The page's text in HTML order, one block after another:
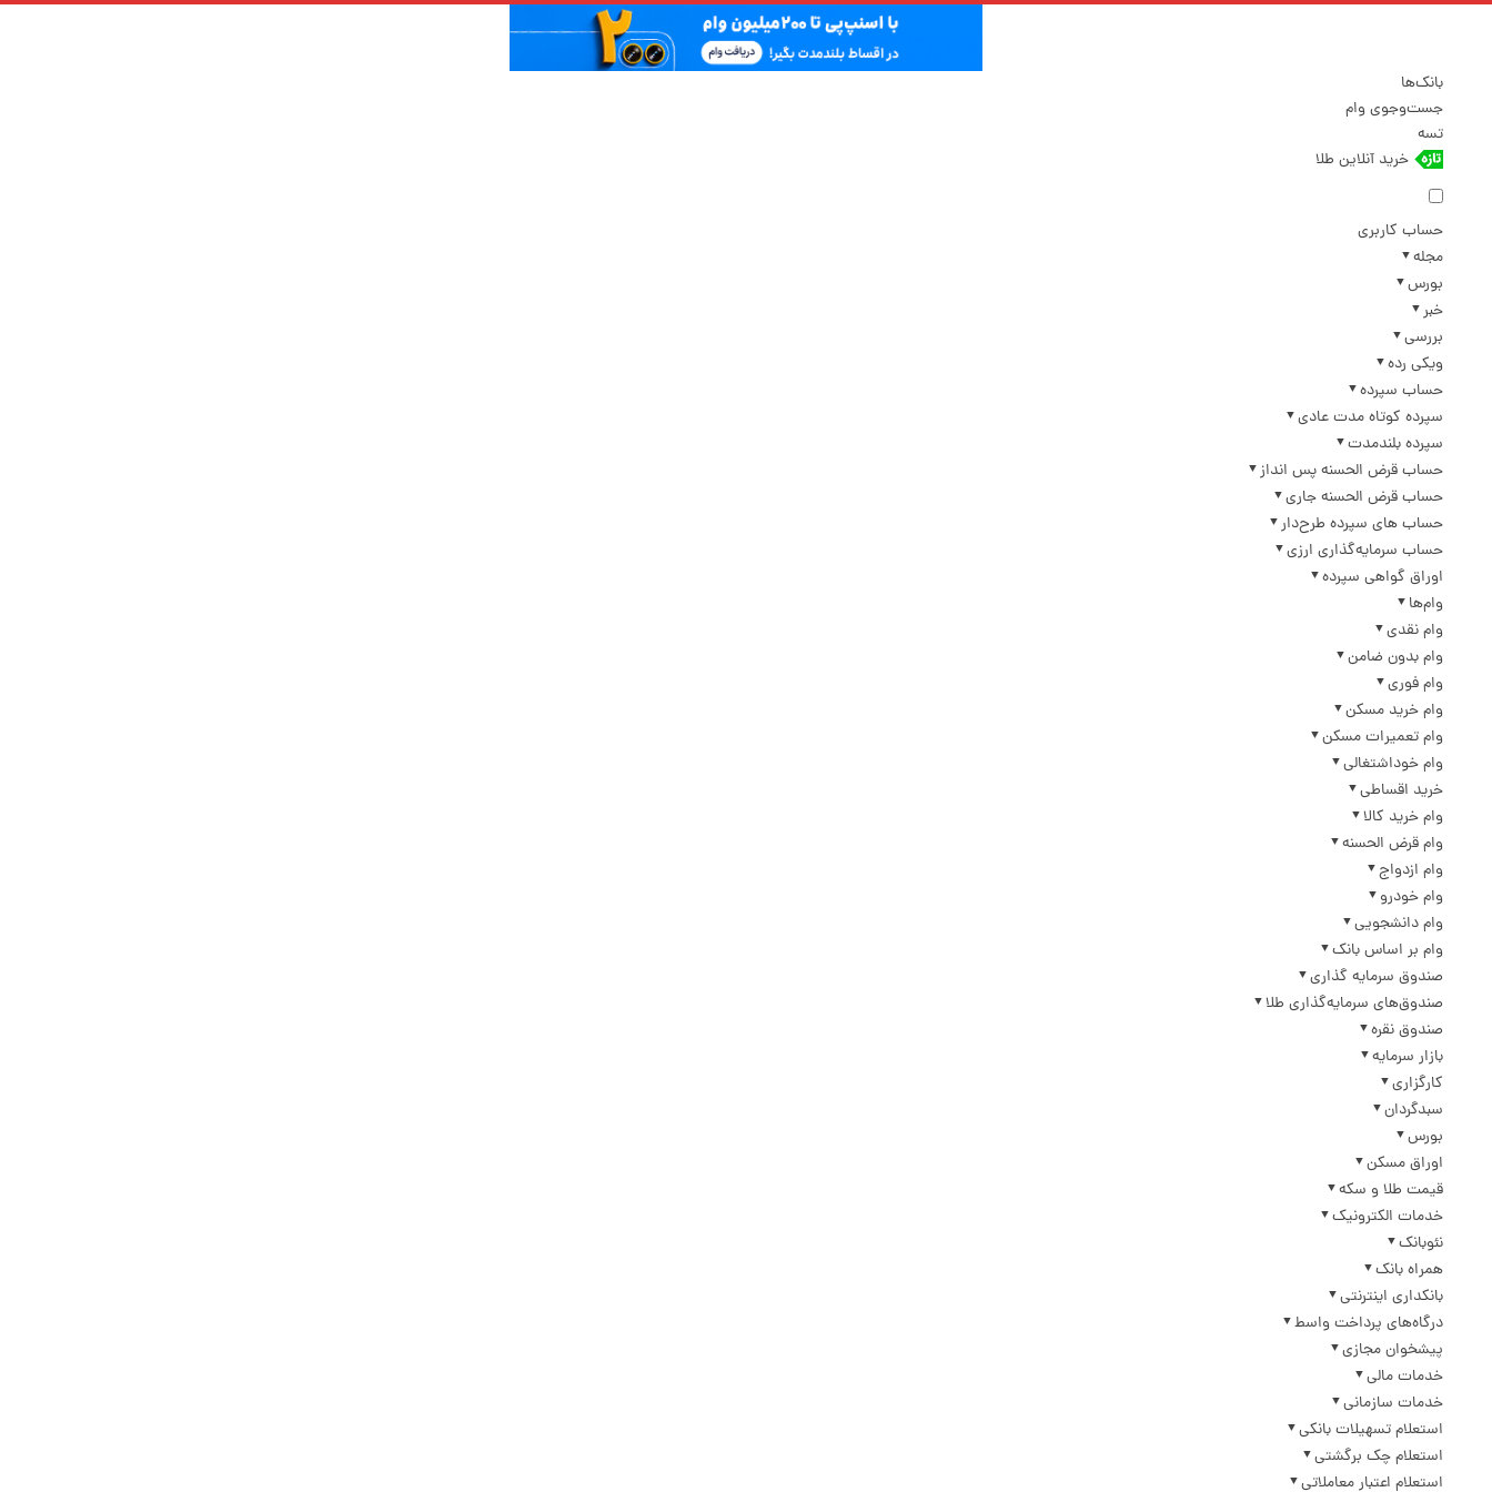
بانک‌ها
جست‌وجوی وام
تسه
خرید آنلاین طلا
حساب کاربری
مجله
بورس
خبر
بررسی
ویکی رده
حساب سپرده
سپرده کوتاه مدت عادی
سپرده بلندمدت
حساب قرض الحسنه پس انداز
حساب قرض الحسنه جاری
حساب های سپرده طرح‌دار
حساب سرمایه‌گذاری ارزی
اوراق گواهی سپرده
وام‌ها
وام نقدی
وام بدون ضامن
وام فوری
وام خرید مسکن
وام تعمیرات مسکن
وام خوداشتغالی
خرید اقساطی
وام خرید کالا
وام قرض الحسنه
وام ازدواج
وام خودرو
وام دانشجویی
وام بر اساس بانک
صندوق سرمایه گذاری
صندوق‌های سرمایه‌گذاری طلا
صندوق نقره
بازار سرمایه
کارگزاری
سبدگردان
بورس
اوراق مسکن
قیمت طلا و سکه
خدمات الکترونیک
نئوبانک
همراه بانک
بانکداری اینترنتی
درگاه‌های پرداخت واسط
پیشخوان مجازی
خدمات مالی
خدمات سازمانی
استعلام تسهیلات بانکی
استعلام چک برگشتی
استعلام اعتبار معاملاتی